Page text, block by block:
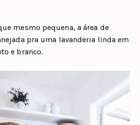
mesmo pequena, a área de
pra uma lavanderia linda em
e branco.